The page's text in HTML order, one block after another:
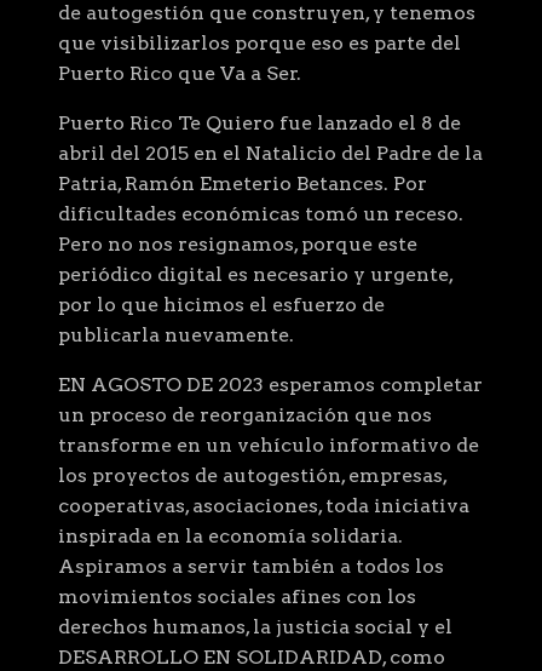
de autogestión que construyen, y tenemos
que visibilizarlos porque eso es parte del
Puerto Rico que Va a Ser.
Puerto Rico Te Quiero fue lanzado el 8 de
abril del 2015 en el Natalicio del Padre de la
Patria, Ramón Emeterio Betances. Por
dificultades económicas tomó un receso.
Pero no nos resignamos, porque este
periódico digital es necesario y urgente,
por lo que hicimos el esfuerzo de
publicarla nuevamente.
EN AGOSTO DE 2023 esperamos completar
un proceso de reorganización que nos
transforme en un vehículo informativo de
los proyectos de autogestión, empresas,
cooperativas, asociaciones, toda iniciativa
inspirada en la economía solidaria.
Aspiramos a servir también a todos los
movimientos sociales afines con los
derechos humanos, la justicia social y el
DESARROLLO EN SOLIDARIDAD, como